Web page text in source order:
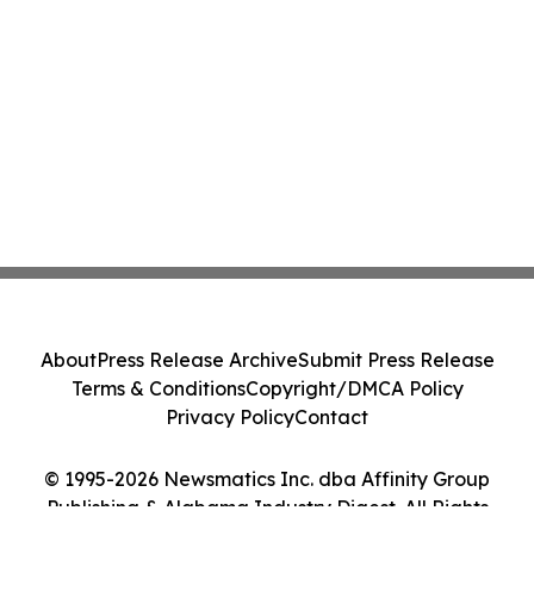
© 1995-2026 Newsmatics Inc. dba Affinity Group
Publishing & Alabama Industry Digest. All Rights
AboutPress Release ArchiveSubmit Press Release
Terms & ConditionsCopyright/DMCA Policy
Privacy PolicyContact